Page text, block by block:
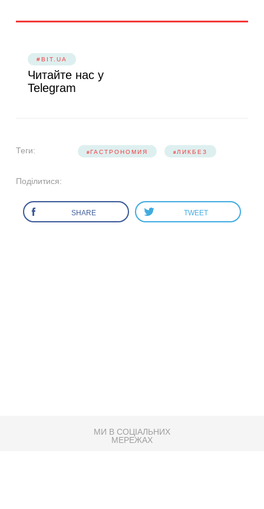
#BIT.UA
Читайте нас у
Telegram
Теги: ГАСТРОНОМИЯ ЛИКБЕЗ
Поділитися:
SHARE TWEET
МИ В СОЦІАЛЬНИХ
МЕРЕЖАХ